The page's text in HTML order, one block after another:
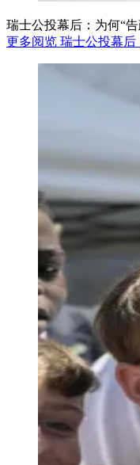
瑞士公投幕后：为何“
更多阅览 瑞士公投幕后